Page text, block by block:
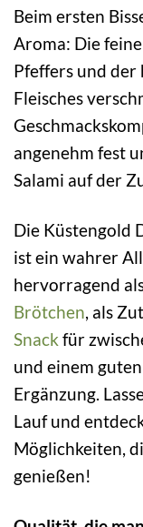
Beim ersten
Aroma: Die
Pfeffers und der
Fleisches
angenehm fest
Salami auf der
Die Küstengold
ist ein wahrer
hervorragend
Brötchen, als
Snack für
und einem
Ergänzung.
Lauf und
Möglichkeiten,
genießen!